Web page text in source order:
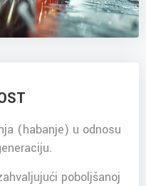
(habanje) u odnosu
poboljšanoj